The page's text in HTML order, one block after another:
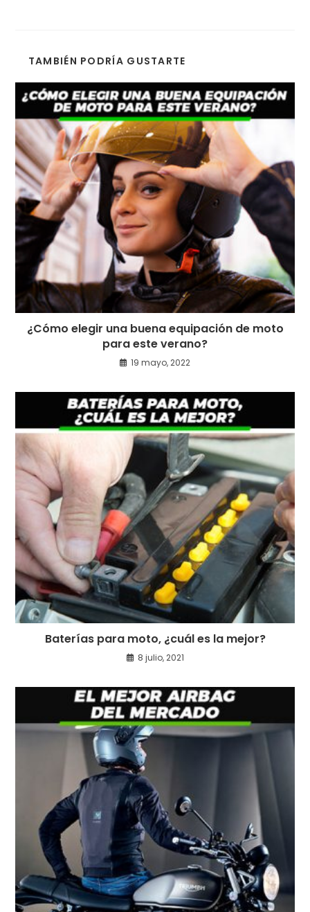
TAMBIÉN PODRÍA GUSTARTE
¿Cómo elegir una buena equipación de moto
para este verano?
19 mayo, 2022
Baterías para moto, ¿cuál es la mejor?
8 julio, 2021